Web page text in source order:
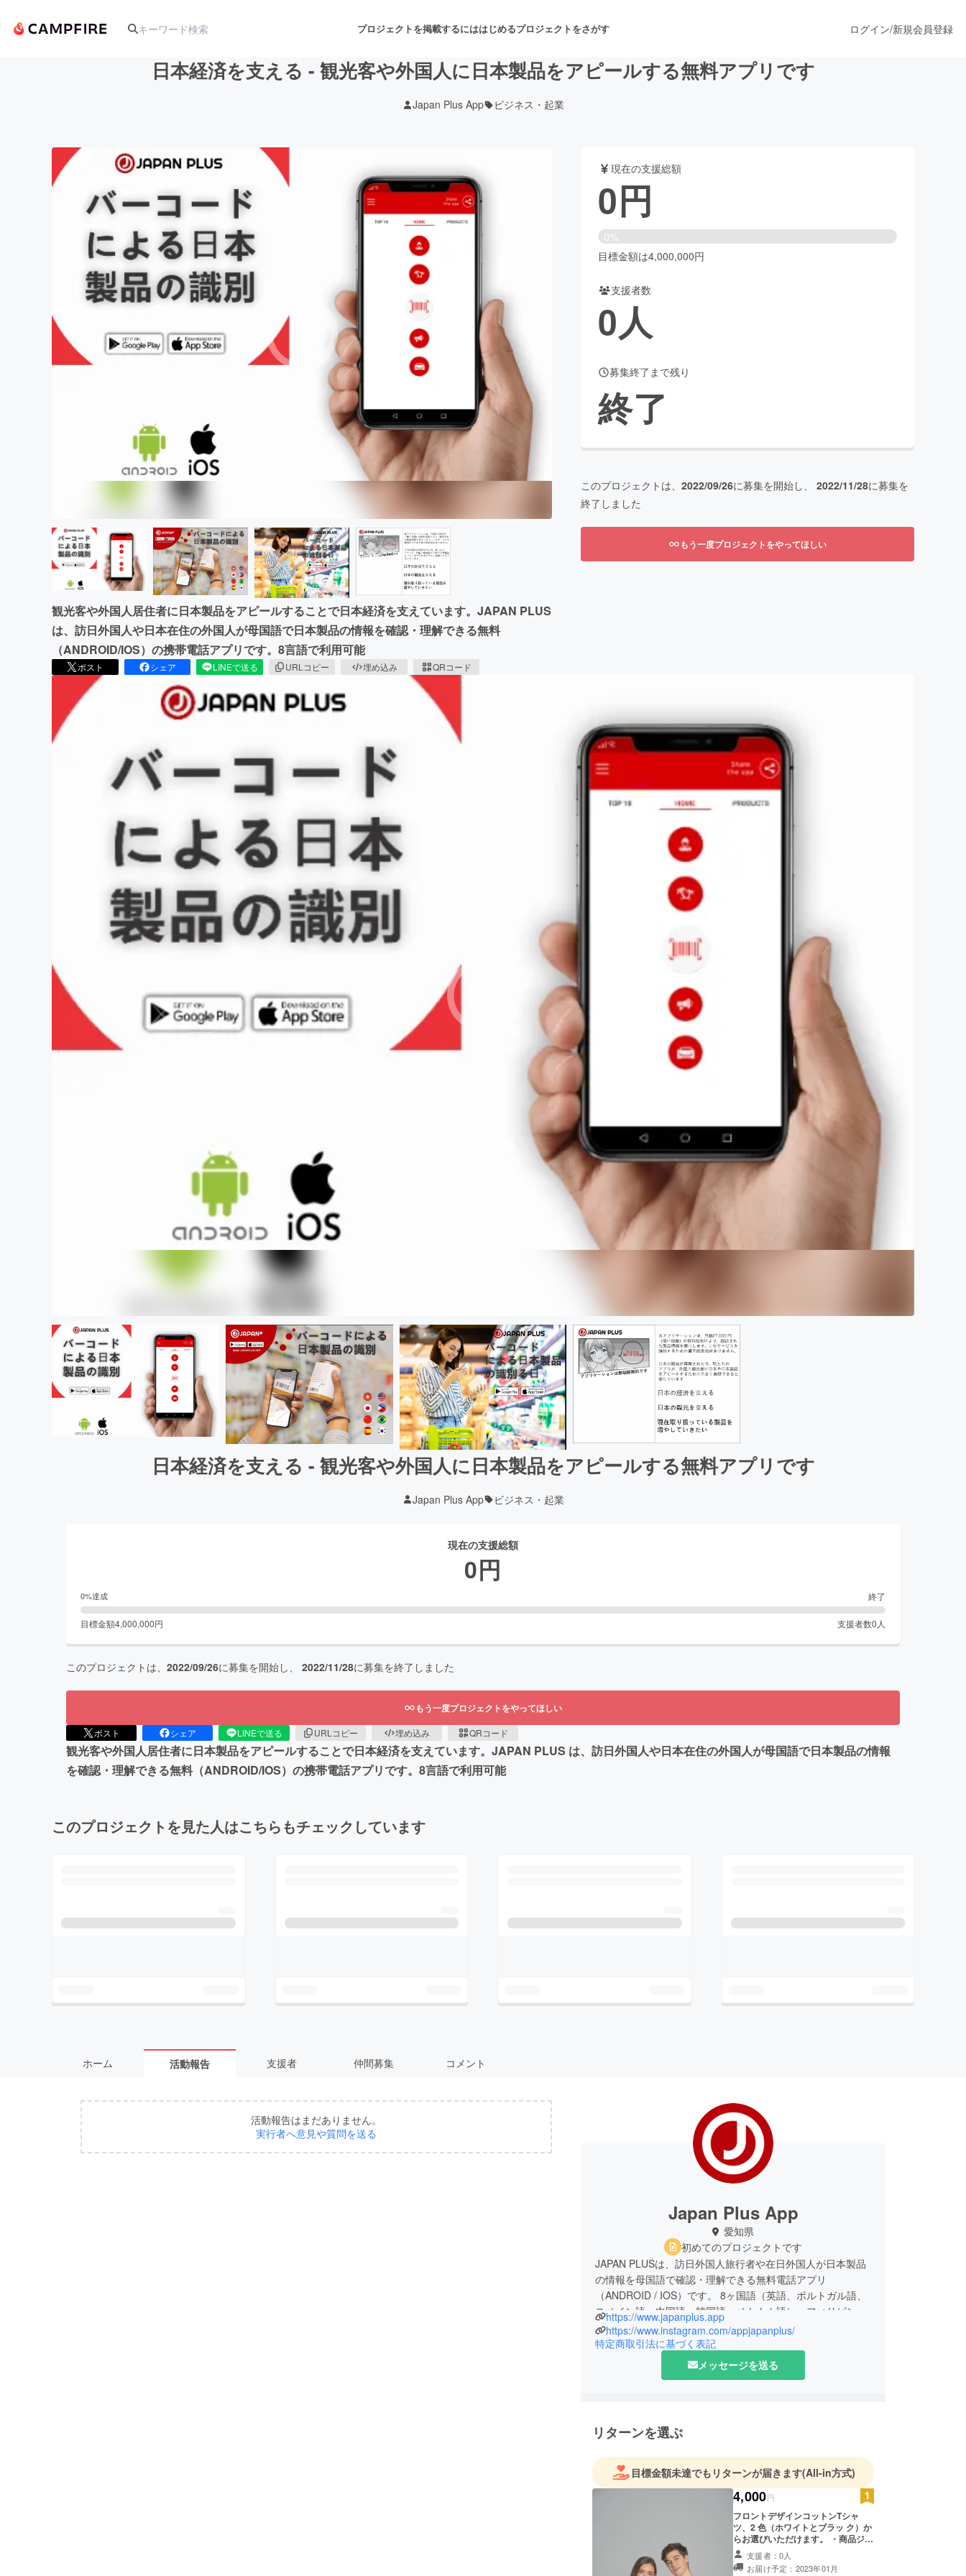
プロジェクトを掲載するにははじめるプロジェクトをさがす
舞台・パフォーマンス
テクノロジー・ガジェット ゲーム・サービス開発
映像・映画 書籍・雑誌出版
ビジネス・起業 チャレンジ ビューティー・ヘルスケア
まちづくり・地域活性化
CAMPFIRE for Social Good
CAMPFIRE Creation
CAMPFIREふるさと納税 machi-yaコミュニティ
ログイン/新規会員登録
⽇本経済を⽀える - 観光客や外国⼈に⽇本製品をアピールする無料アプリです
Japan Plus App ビジネス・起業
観光客や外国⼈居住者に⽇本製品をアピールすることで⽇本経済を⽀えています。JAPAN PLUS
は、訪⽇外国⼈や⽇本在住の外国⼈が⺟国語で⽇本製品の情報を確認・理解できる無料
（ANDROID/IOS）の携帯電話アプリです。8言語で利用可能
ポスト シェア LINEで送る URLコピー 埋め込み QRコード
現在の支援総額
0円
0%
目標金額は4,000,000円
支援者数
0人
募集終了まで残り
終了
このプロジェクトは、 2022/09/26に募集を開始し、 2022/11/28に募集を
終了しました
もう一度プロジェクトをやってほしい
⽇本経済を⽀える - 観光客や外国⼈に⽇本製品をアピールする無料アプリです
Japan Plus App ビジネス・起業
現在の支援総額
0円
0%達成 終了
目標金額4,000,000円 支援者数0 人
このプロジェクトは、 2022/09/26に募集を開始し、 2022/11/28に募集を終了しました
もう一度プロジェクトをやってほしい
ポスト シェア LINEで送る URLコピー 埋め込み QRコード
観光客や外国⼈居住者に⽇本製品をアピールすることで⽇本経済を⽀えています。JAPAN PLUS は、訪⽇外国⼈や⽇本在住の外国⼈が⺟国語で⽇本製品の情報
を確認・理解できる無料（ANDROID/IOS）の携帯電話アプリです。8言語で利用可能
このプロジェクトを見た人はこちらもチェックしています
ホーム 活動報告 支援者 仲間募集 コメント
活動報告はまだありません。
実行者へ意見や質問を送る
Japan Plus App
愛知県
初めてのプロジェクトです
JAPAN PLUSは、訪日外国人旅行者や在日外国人が日本製品
の情報を母国語で確認・理解できる無料電話アプリ
（ANDROID / IOS）です。 8ヶ国語（英語、ポルトガル語、
スペイン語、中国語、韓国語、ベトナム語）、フィリピン
語、日本語）に対応。
日本語を話せない外国人観光客・在住者と、外国語対応でき
ない日本国内のお店との間のぎこちなさを解消することを目
商品情報を正しく理解することで、店舗の販売促進やユー
ザーの購入促進につながり、この国の魅力的な商品をより手
軽に楽しむことができます。
https://www.japanplus.app
https://www.instagram.com/appjapanplus/
特定商取引法に基づく表記
メッセージを送る
リターンを選ぶ
目標金額未達でもリターンが届きます(All-in方式)
4,000円
フロントデザインコットンTシャ
ツ、2 ⾊（ホワイトとブラッ ク）か
らお選びいただけます。 ・商品ジャ
ンル: Tシャツ ・商品サイズ: S -M-L-
LL ・素材: コットン ・色: 黒と白が
支援者：0人
お届け予定：2023年01月